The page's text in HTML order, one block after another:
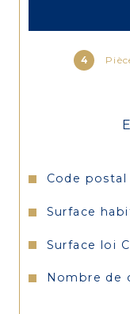
4
Caractéristiques
Code postal
Surface
Surface loi
Nombre de
parkings se
interphone,